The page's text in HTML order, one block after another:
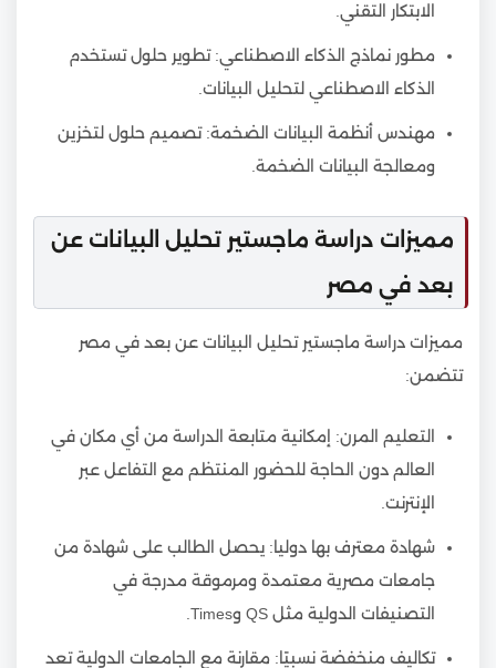
الابتكار التقني.
مطور نماذج الذكاء الاصطناعي: تطوير حلول تستخدم
الذكاء الاصطناعي لتحليل البيانات.
مهندس أنظمة البيانات الضخمة: تصميم حلول لتخزين
ومعالجة البيانات الضخمة.
مميزات دراسة ماجستير تحليل البيانات عن
بعد في مصر
مميزات دراسة ماجستير تحليل البيانات عن بعد في مصر
تتضمن:
التعليم المرن: إمكانية متابعة الدراسة من أي مكان في
العالم دون الحاجة للحضور المنتظم مع التفاعل عبر
الإنترنت.
شهادة معترف بها دوليا: يحصل الطالب على شهادة من
جامعات مصرية معتمدة ومرموقة مدرجة في
التصنيفات الدولية مثل QS وTimes.
تكاليف منخفضة نسبيًا: مقارنة مع الجامعات الدولية تعد